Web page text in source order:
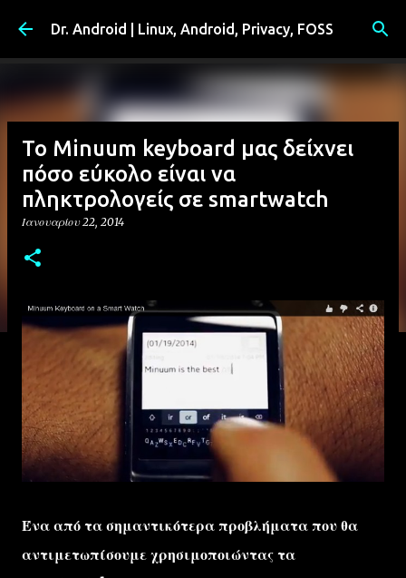
Μετάβαση στο κύριο περιεχόμενο
Dr. Android | Linux, Android, Privacy, FOSS
Το Minuum keyboard μας δείχνει
πόσο εύκολο είναι να
πληκτρολογείς σε smartwatch
Ιανουαρίου 22, 2014
Ένα από τα σημαντικότερα προβλήματα που θα
αντιμετωπίσουμε χρησιμοποιώντας τα